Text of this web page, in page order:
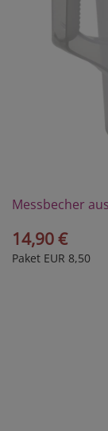
Messbecher
14,90 €
Paket EUR 8,50